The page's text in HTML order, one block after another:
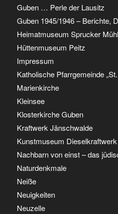
Guben … Perle der Lausitz
Guben 1945/1946 – Berichte,
Heimatmuseum Sprucker
Hüttenmuseum Peitz
Impressum
Katholische Pfarrgemeinde
Marienkirche
Kleinsee
Klosterkirche Guben
Kraftwerk Jänschwalde
Kunstmuseum
Nachbarn von einst – das
Naturdenkmale
Neiße
Neuigkeiten
Neuzelle